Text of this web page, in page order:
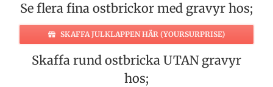
Se flera fina ostbrickor med gravyr hos;
SKAFFA JULKLAPPEN HÄR (YOURSURPRISE)
Skaffa rund ostbricka UTAN gravyr
hos;